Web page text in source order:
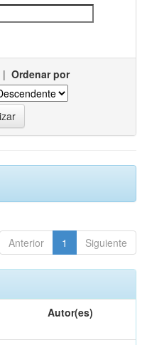
| Ordenar por
Anterior 1 Siguiente
Autor(es)